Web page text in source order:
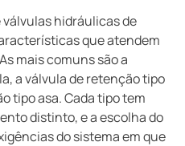
hidráulicas de
que atendem
mais comuns são a
a válvula de retenção tipo
tipo asa. Cada tipo tem
distinto, e a escolha do
do sistema em que